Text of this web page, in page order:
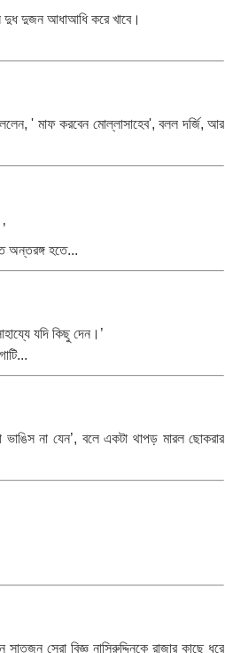
দুধ দুজন আধাআধি করে খাবে।
' মাফ করবেন মোল্লাসাহেব', বলল দর্জি, আর
অন্তরঙ্গ হতে...
যদি কিছু দেন।’
না যেন’, বলে একটা থাপড় মারল ছোকরার
সেরা বিজ্ঞ নাসিরুদ্দিনকে রাজার কাছে ধরে